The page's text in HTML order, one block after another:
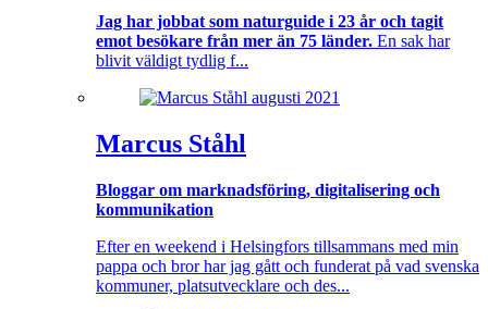
Jag har jobbat som naturguide i 23 år och tagit
emot besökare från mer än 75 länder. En sak har
blivit väldigt tydlig f...
Marcus Ståhl
Bloggar om marknadsföring, digitalisering och
kommunikation
Efter en weekend i Helsingfors tillsammans med min
pappa och bror har jag gått och funderat på vad svenska
kommuner, platsutvecklare och des...